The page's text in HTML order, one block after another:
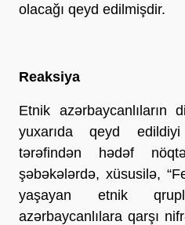
olacağı qeyd edilmişdir.
Reaksiya
Etnik
yuxarıda qeyd
tərəfindən hədəf
şəbəkələrdə, xüsusilə,
yaşayan etnik
azərbaycanlılara qarşı